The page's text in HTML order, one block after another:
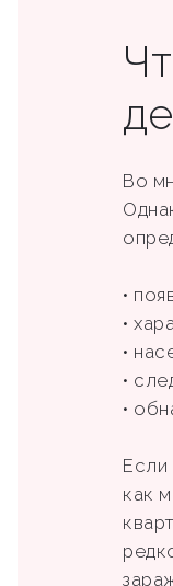
Во
•
•
•
•
•
Если
как